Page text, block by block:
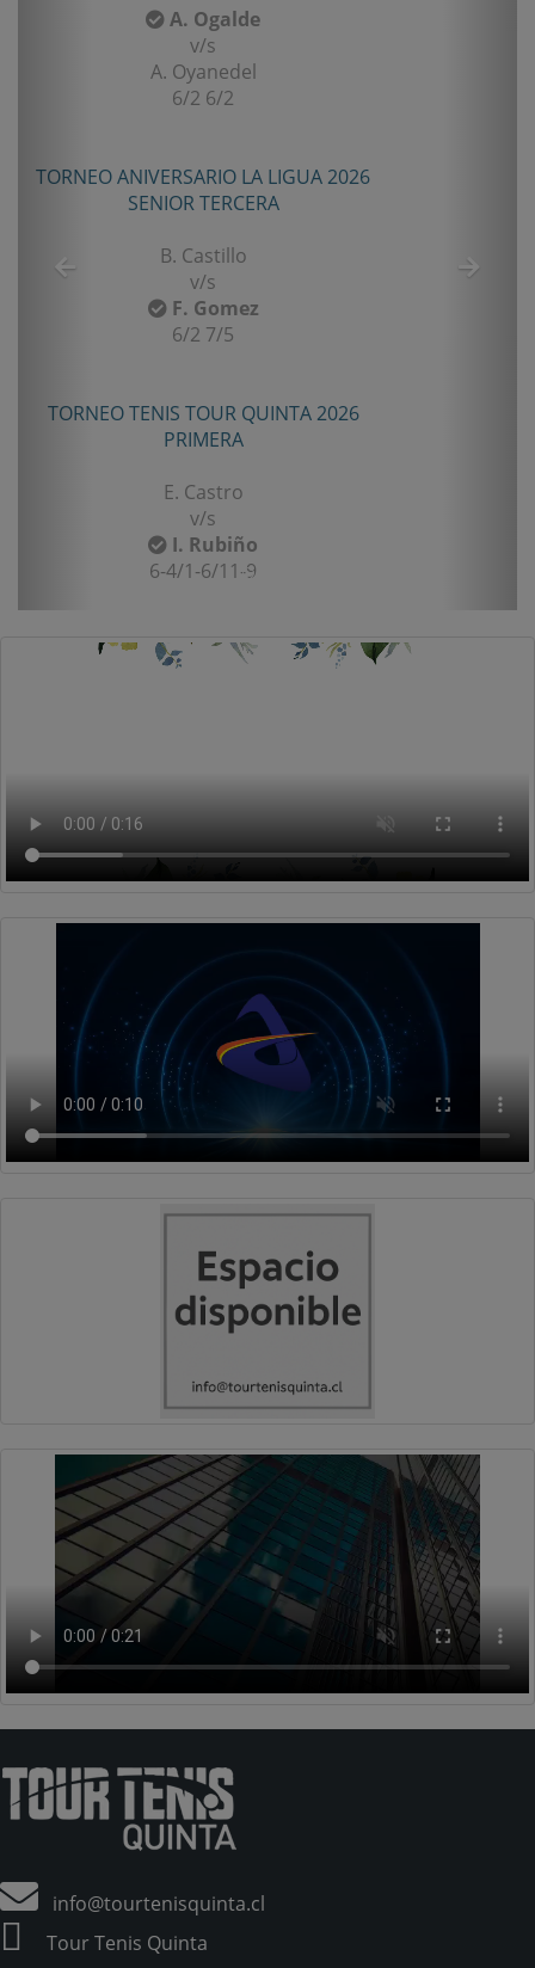
A. Ogalde
v/s
A. Oyanedel
6/2 6/2
TORNEO ANIVERSARIO LA LIGUA 2026
SENIOR TERCERA
B. Castillo
v/s
F. Gomez
6/2 7/5
TORNEO TENIS TOUR QUINTA 2026
PRIMERA
E. Castro
v/s
I. Rubiño
6-4/1-6/11-9
info@tourtenisquinta.cl
Tour Tenis Quinta